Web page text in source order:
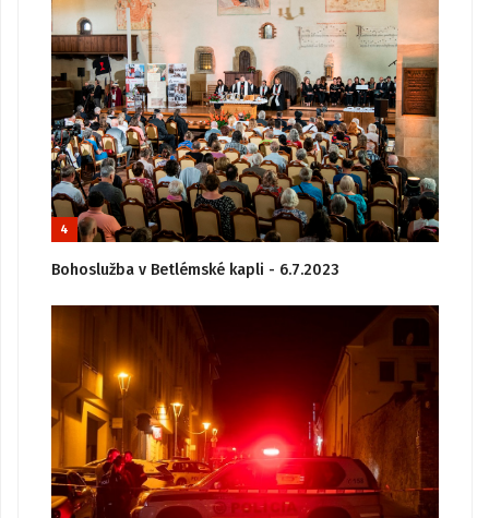
4
Bohoslužba v Betlémské kapli - 6.7.2023